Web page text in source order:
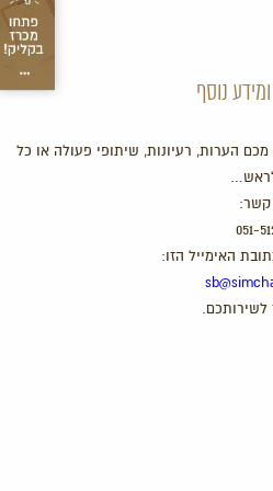
נוסף
הערות, רעיונות, שיתופי פעולה או כל
קשר:
051-
האימייל הזו:
לשירותכם.